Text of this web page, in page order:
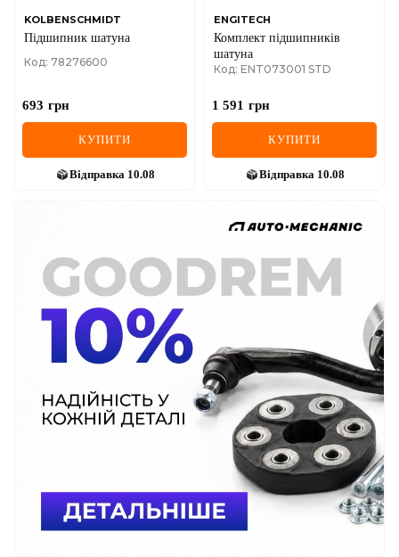
KOLBENSCHMIDT
Підшипник шатуна
Код: 78276600
693 грн
КУПИТИ
Відправка 10.08
ENGITECH
Комплект підшипників
шатуна
Код: ENT073001 STD
1 591 грн
КУПИТИ
Відправка 10.08